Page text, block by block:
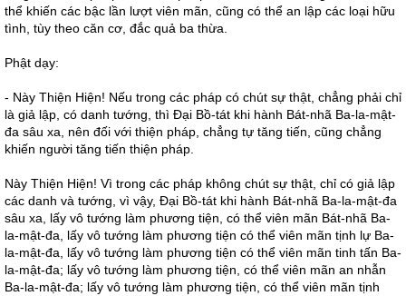
thể khiến các bậc lần lượt viên mãn, cũng có thể an lập các loại hữu
tình, tùy theo căn cơ, đắc quả ba thừa.
Phật dạy:
- Này Thiện Hiện! Nếu trong các pháp có chút sự thật, chẳng phải chỉ
là giả lập, có danh tướng, thì Đại Bồ-tát khi hành Bát-nhã Ba-la-mật-
đa sâu xa, nên đối với thiện pháp, chẳng tự tăng tiến, cũng chẳng
khiến người tăng tiến thiện pháp.
Này Thiện Hiện! Vì trong các pháp không chút sự thật, chỉ có giả lập
các danh và tướng, vì vậy, Đại Bồ-tát khi hành Bát-nhã Ba-la-mật-đa
sâu xa, lấy vô tướng làm phương tiện, có thể viên mãn Bát-nhã Ba-
la-mật-đa, lấy vô tướng làm phương tiện có thể viên mãn tịnh lự Ba-
la-mật-đa, lấy vô tướng làm phương tiện có thể viên mãn tinh tấn Ba-
la-mật-đa; lấy vô tướng làm phương tiện, có thể viên mãn an nhẫn
Ba-la-mật-đa; lấy vô tướng làm phương tiện, có thể viên mãn tịnh